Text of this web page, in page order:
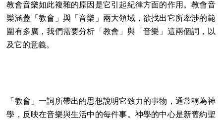
教會音樂如此複雜的原因是它引起紀律方面的作用。教會音
樂涵蓋「教會」與「音樂」兩大領域，欲找出它所牽涉的範
圍有多廣，我們需要分析「教會」與「音樂」這兩個詞，以
及它的意義。
「教會」一詞所帶出的思想說明它致力的事物，通常稱為神
學，反映在音樂與生活中的每件事。神學的中心是新舊約聖